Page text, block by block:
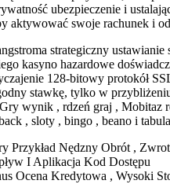
ubezpieczenie i
swoje rachunek i
strategiczny
kasyno hazardowe
128-bitowy protokół
stawkę, tylko w
wynik , rdzeń graj ,
, sloty , bingo , beano i
Przykład Nędzny Obrót ,
I Aplikacja Kod Dostępu
Ocena Kredytowa , Wysoki